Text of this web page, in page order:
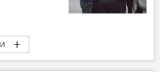
Горийский районный суд